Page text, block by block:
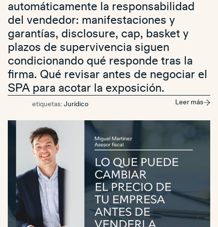
automáticamente la responsabilidad
del vendedor: manifestaciones y
garantías, disclosure, cap, basket y
plazos de supervivencia siguen
condicionando qué responde tras la
firma. Qué revisar antes de negociar el
SPA para acotar la exposición.
etiquetas: Jurídico Leer más